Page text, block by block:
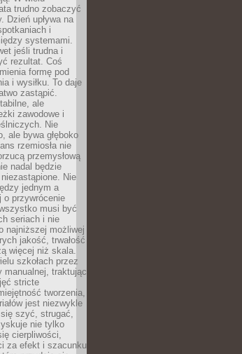
trudno zobaczyć
Dzień upływa na
i
systemami.
jeśli trudna i
rezultat. Coś
formę pod
i wysiłku. To daje
zastąpić.
ale
zawodowe i
Nie
ale bywa głęboko
rzemiosła nie
przemysłową
nadal będzie
Nie
jednym a
o przywrócenie
musi być
seriach i nie
najniższej możliwej
jakość, trwałość
więcej niż skala.
szkołach przez
manualnej, traktując
stricte
tworzenia,
jest niezwykle
szyć, strugać,
nie tylko
cierpliwości,
za efekt i szacunku